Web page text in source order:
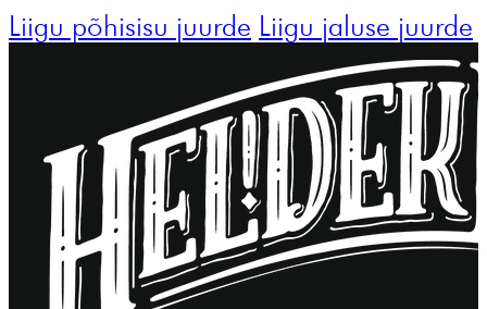
Liigu põhisisu juurde Liigu jaluse juurde